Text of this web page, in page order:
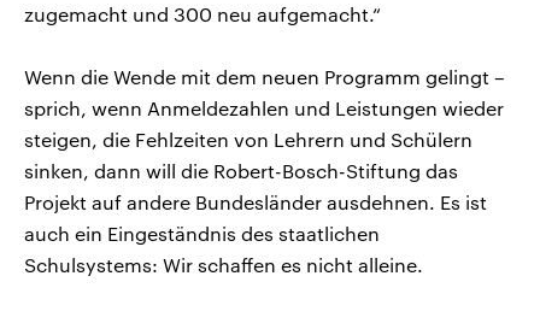
zugemacht und 300 neu aufgemacht.“
Wenn die Wende mit dem neuen Programm gelingt –
sprich, wenn Anmeldezahlen und Leistungen wieder
steigen, die Fehlzeiten von Lehrern und Schülern
sinken, dann will die Robert-Bosch-Stiftung das
Projekt auf andere Bundesländer ausdehnen. Es ist
auch ein Eingeständnis des staatlichen
Schulsystems: Wir schaffen es nicht alleine.